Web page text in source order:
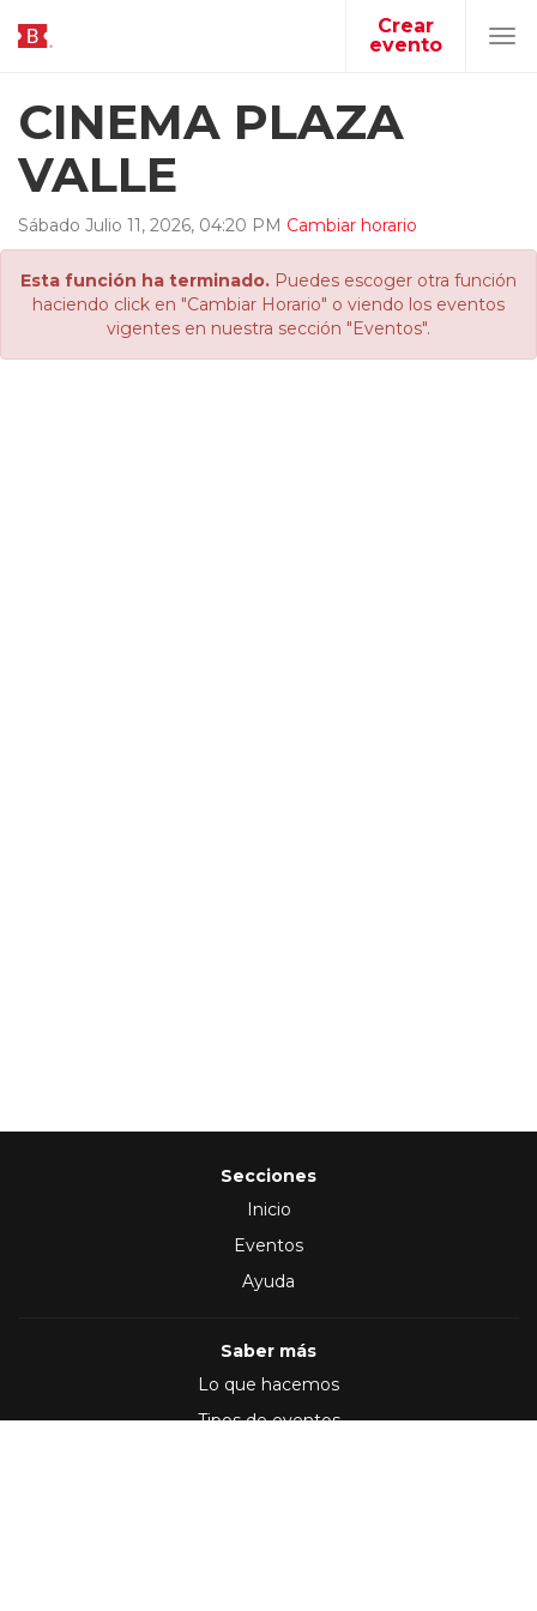
Crear
evento
CINEMA PLAZA
VALLE
Sábado Julio 11, 2026, 04:20 PM Cambiar horario
Esta función ha terminado. Puedes escoger otra función
haciendo click en "Cambiar Horario" o viendo los eventos
vigentes en nuestra sección "Eventos".
Secciones
Inicio
Eventos
Ayuda
Saber más
Lo que hacemos
Tipos de eventos